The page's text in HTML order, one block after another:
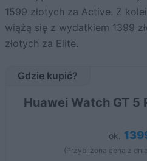
1599 złotych za Active. Z
wiążą się z wydatkiem 1399
złotych za Elite.
Gdzie kupić?
Huawei Watch GT 5
ok.
(Przybliżona cena z